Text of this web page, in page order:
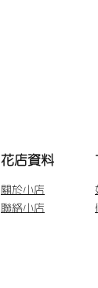
​花店資料
關於小店
聯絡小店